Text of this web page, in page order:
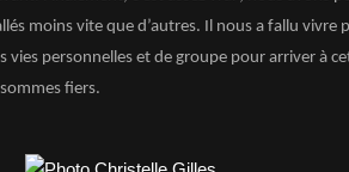
moins vite que d’autres. Il nous a fallu vivre
vies personnelles et de groupe pour arriver à
fiers.